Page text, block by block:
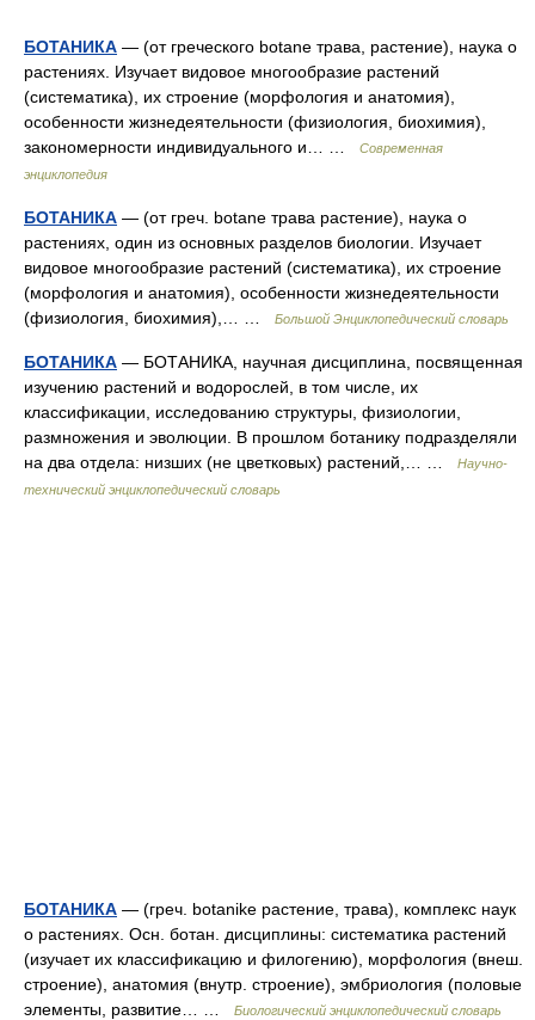
БОТАНИКА — (от греческого botane трава, растение), наука о
растениях. Изучает видовое многообразие растений
(систематика), их строение (морфология и анатомия),
особенности жизнедеятельности (физиология, биохимия),
закономерности индивидуального и… …
Современная
энциклопедия
БОТАНИКА — (от греч. botane трава растение), наука о
растениях, один из основных разделов биологии. Изучает
видовое многообразие растений (систематика), их строение
(морфология и анатомия), особенности жизнедеятельности
(физиология, биохимия),… …
Большой Энциклопедический словарь
БОТАНИКА — БОТАНИКА, научная дисциплина, посвященная
изучению растений и водорослей, в том числе, их
классификации, исследованию структуры, физиологии,
размножения и эволюции. В прошлом ботанику подразделяли
на два отдела: низших (не цветковых) растений,… …
Научно-
технический энциклопедический словарь
БОТАНИКА — (греч. botanike растение, трава), комплекс наук
о растениях. Осн. ботан. дисциплины: систематика растений
(изучает их классификацию и филогению), морфология (внеш.
строение), анатомия (внутр. строение), эмбриология (половые
элементы, развитие… …
Биологический энциклопедический словарь